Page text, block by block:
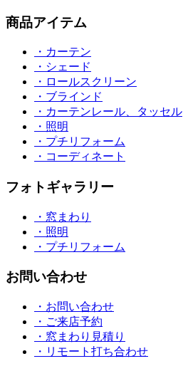
商品アイテム
・カーテン
・シェード
・ロールスクリーン
・ブラインド
・カーテンレール、タッセル
・照明
・プチリフォーム
・コーディネート
フォトギャラリー
・窓まわり
・照明
・プチリフォーム
お問い合わせ
・お問い合わせ
・ご来店予約
・窓まわり見積り
・リモート打ち合わせ